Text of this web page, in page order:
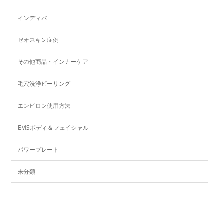
インディバ
ゼオスキン症例
その他商品・インナーケア
毛穴洗浄ピーリング
エンビロン使用方法
EMSボディ＆フェイシャル
パワープレート
未分類